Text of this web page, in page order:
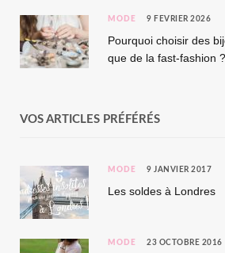
MODE 9 FÉVRIER 2026
Pourquoi choisir des
que de la fast-fashion ?
VOS ARTICLES PRÉFÉRÉS
MODE 9 JANVIER 2017
Les soldes à Londres
MODE 23 OCTOBRE 2016